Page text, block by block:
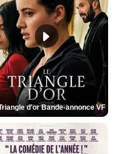
d'or Bande-annonce VF